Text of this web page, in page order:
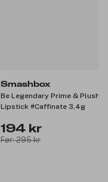
Smashbox
Be Legendary Prime & Plush
Lipstick #Caffinate 3,4g
194 kr
Før: 295 kr